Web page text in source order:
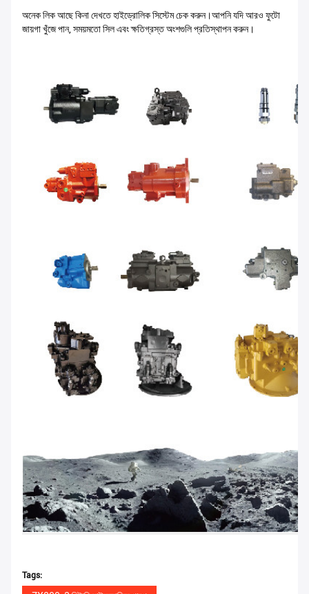
অনেক লিক আছে কিনা দেখতে হাইড্রোলিক সিস্টেম চেক করুন।আপনি যদি আরও ফুটো
জায়গা খুঁজে পান, সময়মতো সিল এবং ক্ষতিগ্রস্ত অংশগুলি প্রতিস্থাপন করুন।
Tags: